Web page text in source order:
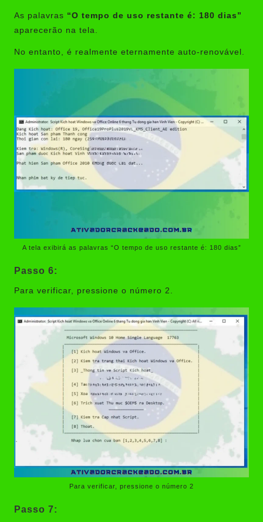
As palavras “O tempo de uso restante é: 180 dias”
aparecerão na tela.
No entanto, é realmente eternamente auto-renovável.
A tela exibirá as palavras “O tempo de uso restante é: 180 dias”
Passo 6:
Para verificar, pressione o número 2.
Para verificar, pressione o número 2
Passo 7: